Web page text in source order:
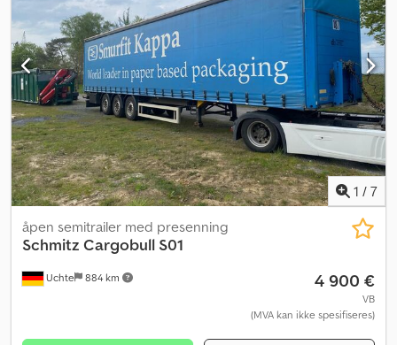
1 / 7
Uchte 884 km
åpen semitrailer med presenning
Schmitz Cargobull S01
4 900 €
VB
(MVA kan ikke spesifiseres)